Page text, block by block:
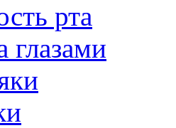
рта
глазами